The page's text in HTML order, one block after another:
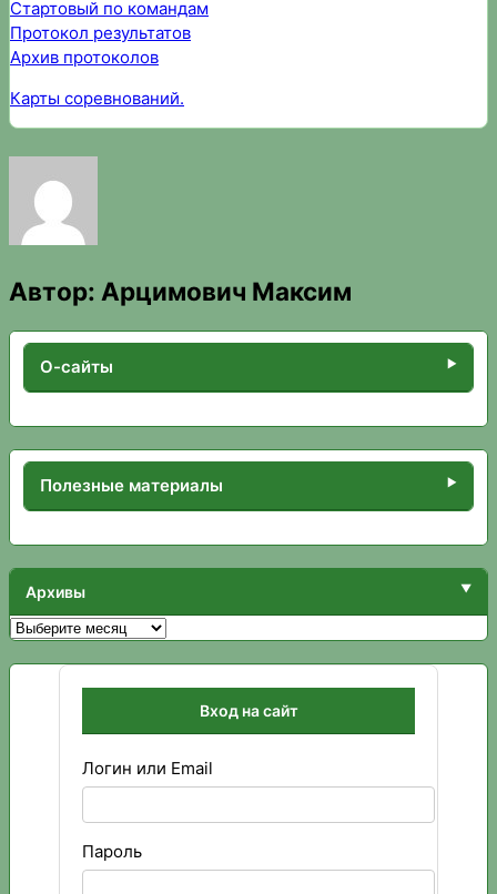
Стартовый по командам
Протокол результатов
Архив протоколов
Карты соревнований.
Автор: Арцимович Максим
О-сайты
Полезные материалы
Архивы
Архивы
Вход на сайт
Логин или Email
Пароль